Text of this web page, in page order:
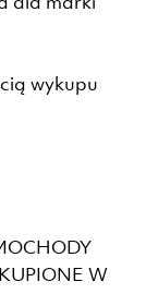
wykupu
W